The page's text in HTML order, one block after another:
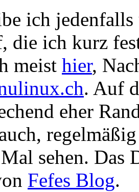
ich
die ich kurz
meist hier,
. Auf
eher
sehen. Das
Fefes Blog.